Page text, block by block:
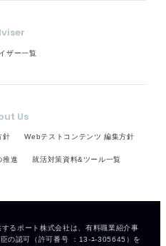
ザー一覧
Us
針 Webテストコンテンツ 編集方針
推進 就活対策資料&ツール一覧